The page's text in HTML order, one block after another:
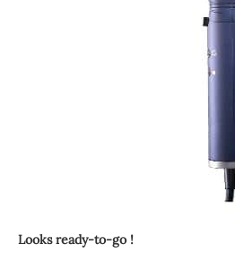
Looks ready-to-go !